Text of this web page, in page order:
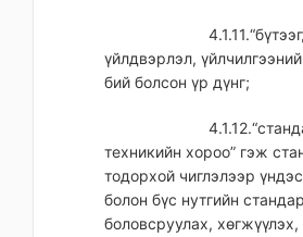
үйлдвэрлэл,
бий болсон үр дүнг;
техникийн хороо” гэж
тодорхой чиглэлээр
болон бүс нутгийн
боловсруулах, хөгжүүлэх,